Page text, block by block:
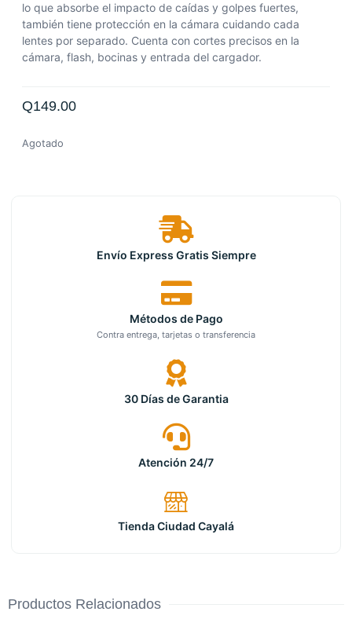
lo que absorbe el impacto de caídas y golpes fuertes,
también tiene protección en la cámara cuidando cada
lentes por separado. Cuenta con cortes precisos en la
cámara, flash, bocinas y entrada del cargador.
Q149.00
Agotado
Envío Express Gratis Siempre
Métodos de Pago
Contra entrega, tarjetas o transferencia
30 Días de Garantia
Atención 24/7
Tienda Ciudad Cayalá
Productos Relacionados